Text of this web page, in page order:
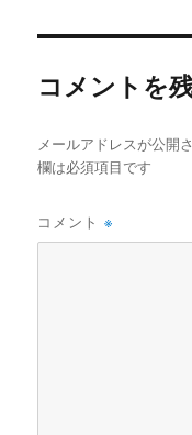
コメントを
メールアドレスが公開
欄は必須項目です
コメント※